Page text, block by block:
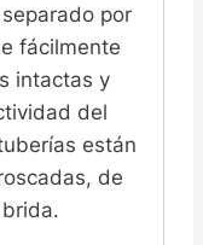
por
fácilmente
intactas y
del
están
de